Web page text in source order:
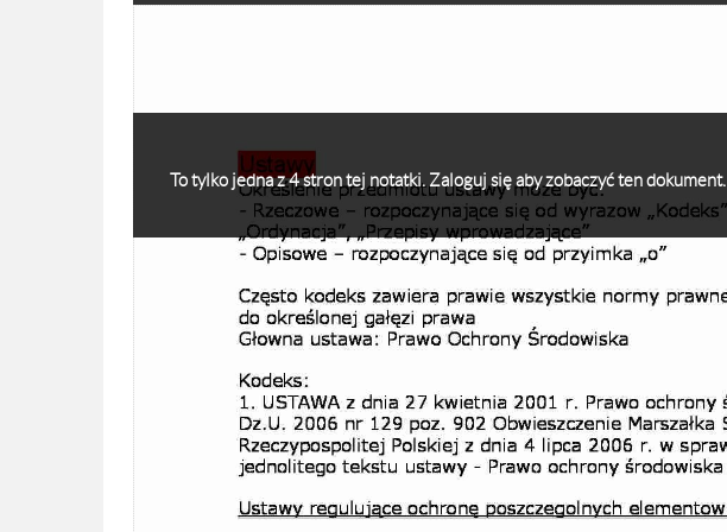
To tylko jedna z 4 stron tej notatki. Zaloguj się aby zobaczyć ten dokument.